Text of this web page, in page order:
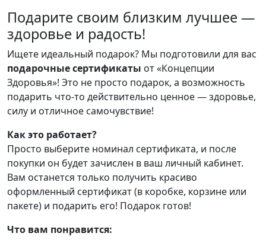
Подарите своим близким лучшее —
здоровье и радость!
Ищете идеальный подарок? Мы подготовили для вас
подарочные сертификаты от «Концепции
Здоровья»! Это не просто подарок, а возможность
подарить что-то действительно ценное — здоровье,
силу и отличное самочувствие!
Как это работает?
Просто выберите номинал сертификата, и после
покупки он будет зачислен в ваш личный кабинет.
Вам останется только получить красиво
оформленный сертификат (в коробке, корзине или
пакете) и подарить его! Подарок готов!
Что вам понравится: